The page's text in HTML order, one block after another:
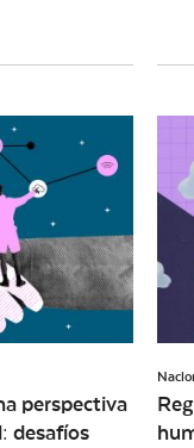
perspectiva
desafíos